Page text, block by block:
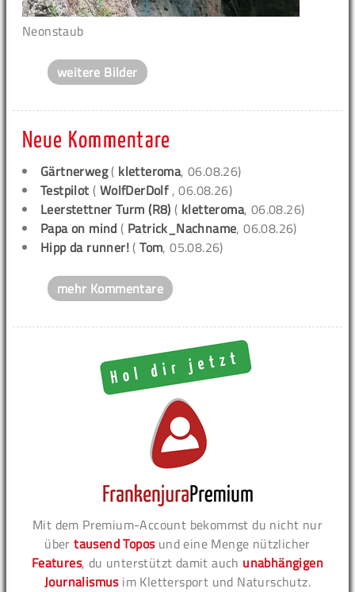
Neonstaub
weitere Bilder
Neue Kommentare
Gärtnerweg( kletteroma, 06.08.26)
Testpilot ( WolfDerDolf , 06.08.26)
Leerstettner Turm (R8) ( kletteroma, 06.08.26)
Papa on mind ( Patrick_Nachname, 06.08.26)
Hipp da runner! (Tom, 05.08.26)
mehr Kommentare
Mit dem Premium-Account bekommst du nicht nur
übertausend Toposund eine Menge nützlicher
Features, du unterstützt damit auch unabhängigen
Journalismusim Klettersport und Naturschutz.